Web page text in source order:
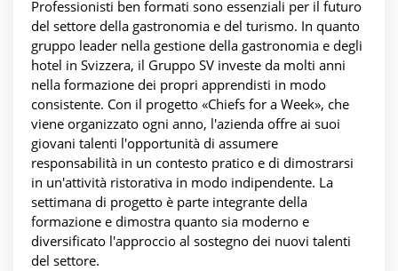
Professionisti ben formati sono essenziali per il futuro
del settore della gastronomia e del turismo. In quanto
gruppo leader nella gestione della gastronomia e degli
hotel in Svizzera, il Gruppo SV investe da molti anni
nella formazione dei propri apprendisti in modo
consistente. Con il progetto «Chiefs for a Week», che
viene organizzato ogni anno, l'azienda offre ai suoi
giovani talenti l'opportunità di assumere
responsabilità in un contesto pratico e di dimostrarsi
in un'attività ristorativa in modo indipendente. La
settimana di progetto è parte integrante della
formazione e dimostra quanto sia moderno e
diversificato l'approccio al sostegno dei nuovi talenti
del settore.